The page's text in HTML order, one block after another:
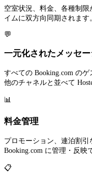
空室状況、料金、各種制限
イムに双方向同期されます。
💬
一元化されたメッセ
すべての Booking.com の
他のチャネルと並べて
📊
料金管理
プロモーション、連泊割引
Booking.com に管理・反映
📋